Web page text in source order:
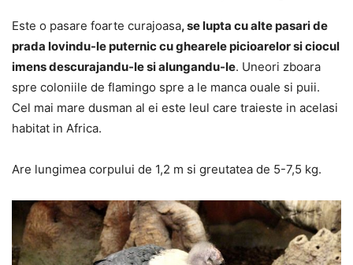
Este o pasare foarte curajoasa, se lupta cu alte pasari de
prada lovindu-le puternic cu ghearele picioarelor si ciocul
imens descurajandu-le si alungandu-le. Uneori zboara
spre coloniile de flamingo spre a le manca ouale si puii.
Cel mai mare dusman al ei este leul care traieste in acelasi
habitat in Africa.
Are lungimea corpului de 1,2 m si greutatea de 5-7,5 kg.